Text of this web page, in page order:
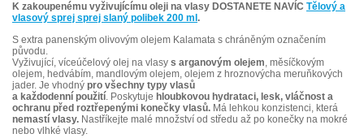
K zakoupenému vyživujícímu oleji na vlasy DOSTANETE NAVÍC Tělový a
vlasový sprej sprej slaný polibek 200 ml .
S extra panenským olivovým olejem Kalamata s chráněným označením
původu.
Vyživující, víceúčelový olej na vlasy s arganovým olejem, měsíčkovým
olejem, hedvábím, mandlovým olejem, olejem z hroznovýcha meruňkových
jader. Je vhodný pro všechny typy vlasů
a každodenní použití. Poskytuje hloubkovou hydrataci, lesk, vláčnost a
ochranu před roztřepenými konečky vlasů. Má lehkou konzistenci, která
nemastí vlasy. Nastříkejte malé množství od středu až po konečky na mokré
nebo vlhké vlasy.